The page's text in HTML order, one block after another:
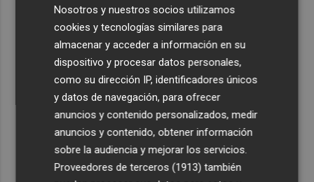
de calidad por su atención orientada a las personas
mayores
Cartagena avanza con la modernización de los
Bomberos e impulsa una Ordenanza de Incendios
Recibe toda la actualidad de
Nosotros y nuestros socios utilizamos
cookies y tecnologías similares para
almacenar y acceder a información en su
dispositivo y procesar datos personales,
como su dirección IP, identificadores únicos
y datos de navegación, para ofrecer
anuncios y contenido personalizados, medir
anuncios y contenido, obtener información
sobre la audiencia y mejorar los servicios.
Proveedores de terceros (1913) también